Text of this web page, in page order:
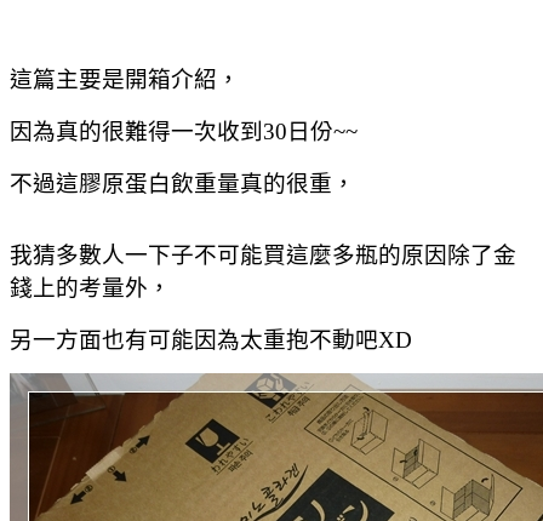
這篇主要是開箱介紹，
因為真的很難得一次收到30日份~~
不過這膠原蛋白飲重量真的很重，
我猜多數人一下子不可能買這麼多瓶的原因除了金
錢上的考量外，
另一方面也有可能因為太重抱不動吧XD